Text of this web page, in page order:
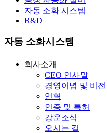
자동 소화 시스템
R&D
자동 소화시스템
회사소개
CEO 인사말
경영이념 및 비전
연혁
인증 및 특허
강운소식
오시는 길